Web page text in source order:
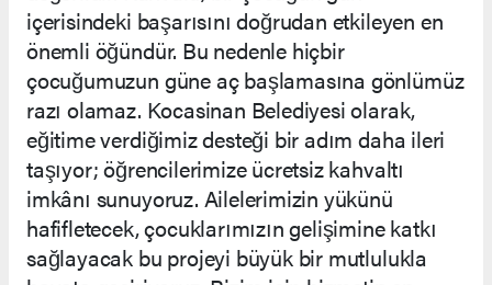
içerisindeki başarısını doğrudan etkileyen en
önemli öğündür. Bu nedenle hiçbir
çocuğumuzun güne aç başlamasına gönlümüz
razı olamaz. Kocasinan Belediyesi olarak,
eğitime verdiğimiz desteği bir adım daha ileri
taşıyor; öğrencilerimize ücretsiz kahvaltı
imkânı sunuyoruz. Ailelerimizin yükünü
hafifletecek, çocuklarımızın gelişimine katkı
sağlayacak bu projeyi büyük bir mutlulukla